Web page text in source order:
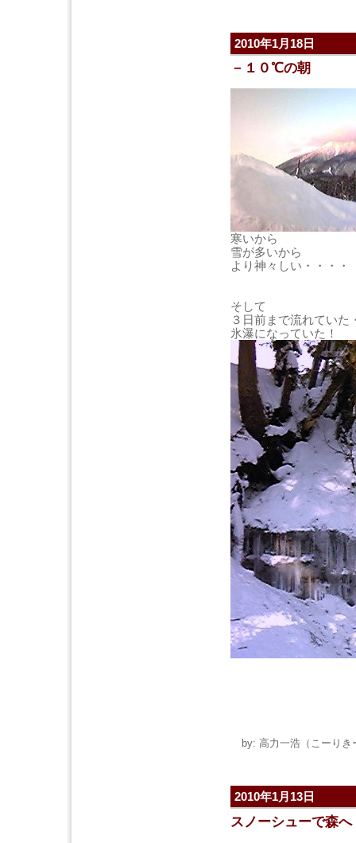
2010年1月18日
－１０℃の朝
寒いから
雪が多いから
より神々しい・・・・
そして
３日前まで流れていた
氷瀑になっていた！
by: 高力一浩（こーりき
2010年1月13日
スノーシューで森へ